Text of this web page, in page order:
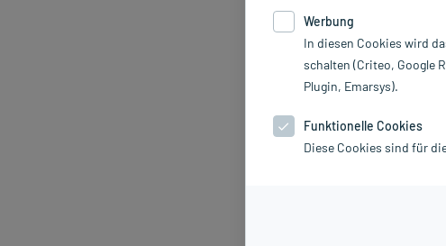
Werbung
In diesen Cookies wird
schalten (Criteo, Google
Plugin, Emarsys).
Funktionelle Cookies
Diese Cookies sind für